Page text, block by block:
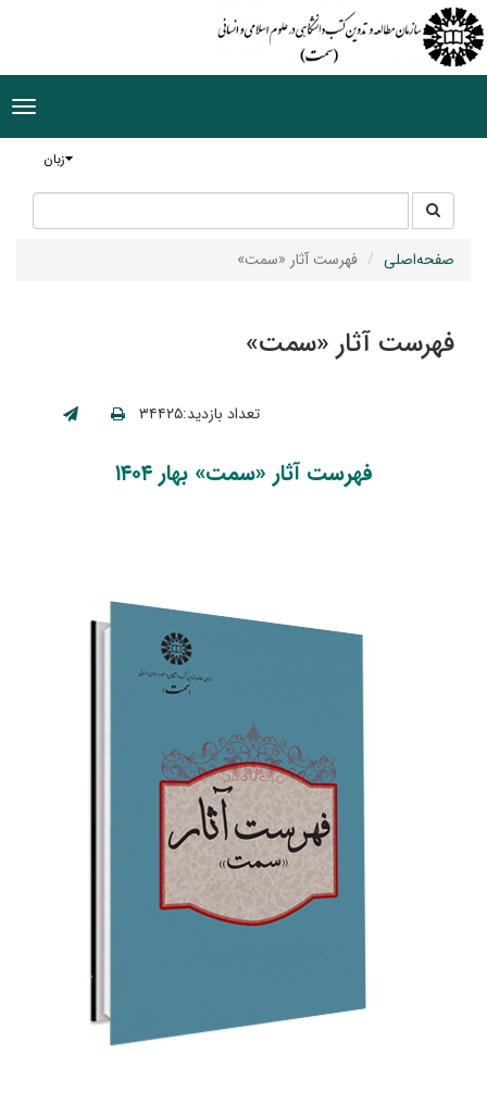
زبان
جستجو
در
سایت
صفحه‌اصلی فهرست آثار «سمت»
فهرست آثار «سمت»
تعداد بازدید:۳۴۴۲۵
فهرست آثار «سمت» بهار ۱۴۰۴